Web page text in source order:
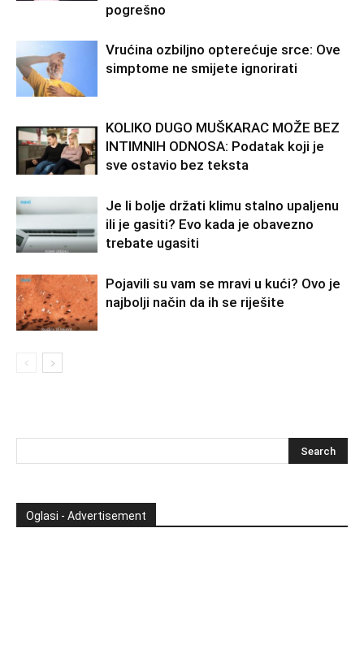
pogrešno
Vrućina ozbiljno opterećuje srce: Ove
simptome ne smijete ignorirati
KOLIKO DUGO MUŠKARAC MOŽE BEZ
INTIMNIH ODNOSA: Podatak koji je
sve ostavio bez teksta
Je li bolje držati klimu stalno upaljenu
ili je gasiti? Evo kada je obavezno
trebate ugasiti
Pojavili su vam se mravi u kući? Ovo je
najbolji način da ih se riješite
Oglasi - Advertisement